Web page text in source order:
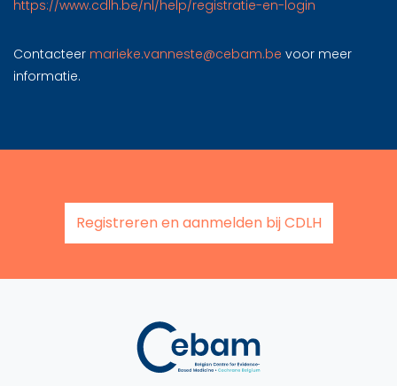
https://www.cdlh.be/nl/help/registratie-en-login
Contacteer marieke.vanneste@cebam.be voor meer
informatie.
Registreren en aanmelden bij CDLH